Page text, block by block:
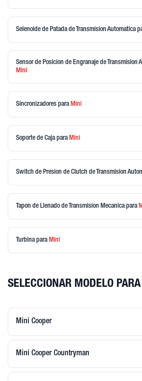
Selenoide de Patada de Transmision Automatica
Sensor de Posicion de Engranaje de Transmision
Mini
Sincronizadores para Mini
Soporte de Cajapara Mini
Switch de Presion de Clutch de Transmision
Tapon de Llenado de Transmision Mecanicapara
Turbinapara Mini
SELECCIONAR MODELO
Mini Cooper
Mini Cooper Countryman